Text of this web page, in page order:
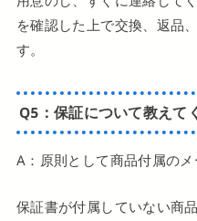
を確認した上で交換、返品
す。
Q5：保証について教えて
A：原則として商品付属のメ
保証書が付属していない商